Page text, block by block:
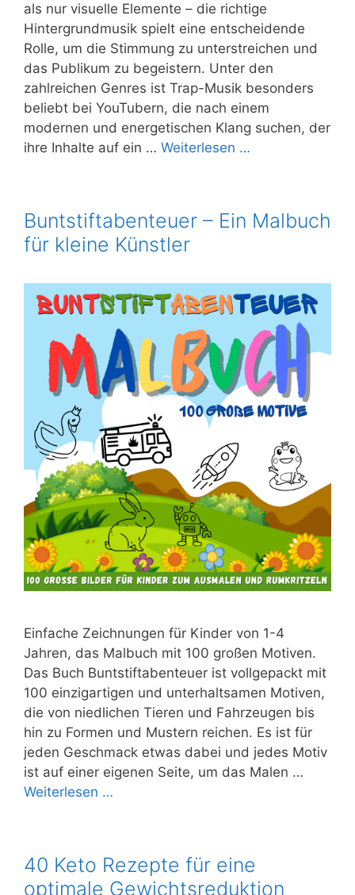
als nur visuelle Elemente – die richtige
Hintergrundmusik spielt eine entscheidende
Rolle, um die Stimmung zu unterstreichen und
das Publikum zu begeistern. Unter den
zahlreichen Genres ist Trap-Musik besonders
beliebt bei YouTubern, die nach einem
modernen und energetischen Klang suchen, der
ihre Inhalte auf ein … Weiterlesen …
Buntstiftabenteuer – Ein Malbuch
für kleine Künstler
Einfache Zeichnungen für Kinder von 1-4
Jahren, das Malbuch mit 100 großen Motiven.
Das Buch Buntstiftabenteuer ist vollgepackt mit
100 einzigartigen und unterhaltsamen Motiven,
die von niedlichen Tieren und Fahrzeugen bis
hin zu Formen und Mustern reichen. Es ist für
jeden Geschmack etwas dabei und jedes Motiv
ist auf einer eigenen Seite, um das Malen …
Weiterlesen …
40 Keto Rezepte für eine
optimale Gewichtsreduktion